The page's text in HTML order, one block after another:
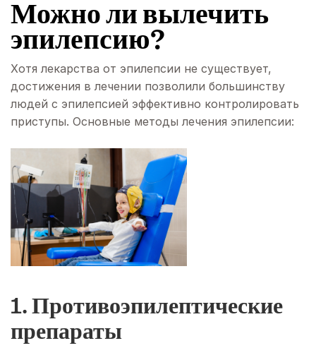
Можно ли вылечить
эпилепсию?
Хотя лекарства от эпилепсии не существует,
достижения в лечении позволили большинству
людей с эпилепсией эффективно контролировать
приступы. Основные методы лечения эпилепсии:
1. Противоэпилептические
препараты